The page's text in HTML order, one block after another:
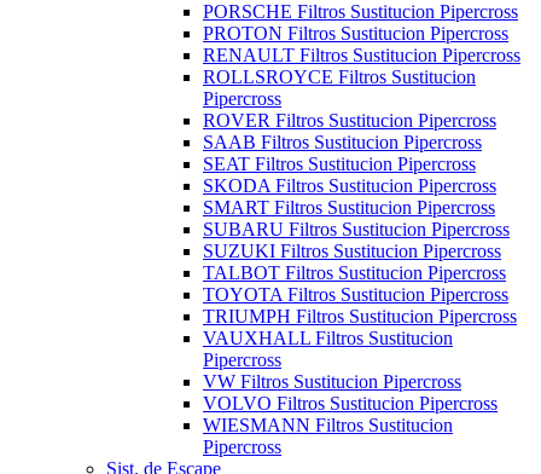
PORSCHE Filtros Sustitucion Pipercross
PROTON Filtros Sustitucion Pipercross
RENAULT Filtros Sustitucion Pipercross
ROLLSROYCE Filtros Sustitucion
Pipercross
ROVER Filtros Sustitucion Pipercross
SAAB Filtros Sustitucion Pipercross
SEAT Filtros Sustitucion Pipercross
SKODA Filtros Sustitucion Pipercross
SMART Filtros Sustitucion Pipercross
SUBARU Filtros Sustitucion Pipercross
SUZUKI Filtros Sustitucion Pipercross
TALBOT Filtros Sustitucion Pipercross
TOYOTA Filtros Sustitucion Pipercross
TRIUMPH Filtros Sustitucion Pipercross
VAUXHALL Filtros Sustitucion
Pipercross
VW Filtros Sustitucion Pipercross
VOLVO Filtros Sustitucion Pipercross
WIESMANN Filtros Sustitucion
Pipercross
Sist. de Escape